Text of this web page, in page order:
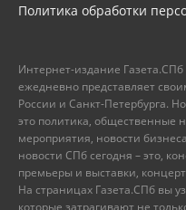
Политика обработки
Интернет-издание Газета.СПб
ежедневно представляет
России и Санкт-Петербурга.
это политика, общественные
мероприятия, новости
новости СПб сегодня – это,
премьеры и выставки,
На страницах Газета.СПб вы
которые затрагивают не